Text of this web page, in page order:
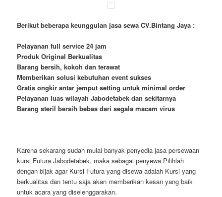
Berikut beberapa keunggulan jasa sewa CV.Bintang Jaya :
Pelayanan full service 24 jam
Produk Original Berkualitas
Barang bersih, kokoh dan terawat
Memberikan solusi kebutuhan event sukses
Gratis ongkir antar jemput setting untuk minimal order
Pelayanan luas wilayah Jabodetabek dan sekitarnya
Barang steril bersih bebas dari segala macam virus
Karena sekarang sudah mulai banyak penyedia jasa persewaan
kursi Futura Jabodetabek, maka sebagai penyewa Pilihlah
dengan bijak agar Kursi Futura yang disewa adalah Kursi yang
berkualitas dan tentu saja akan memberikan kesan yang baik
untuk acara yang diselenggarakan.